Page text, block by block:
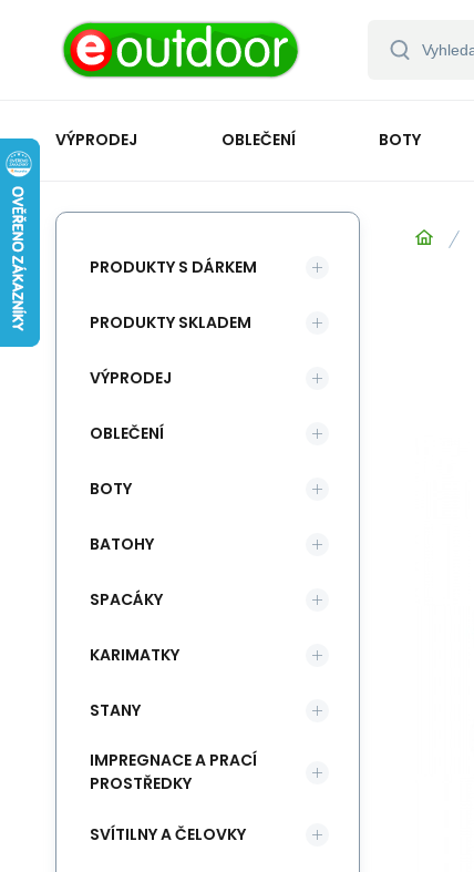
VÝPRODEJ OBLEČENÍ BOTY
PRODUKTY S DÁRKEM
PRODUKTY SKLADEM
VÝPRODEJ
OBLEČENÍ
BOTY
BATOHY
SPACÁKY
KARIMATKY
STANY
IMPREGNACE A PRACÍ
PROSTŘEDKY
SVÍTILNY A ČELOVKY